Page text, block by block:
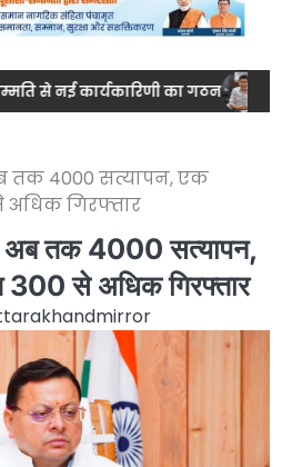
का गठन नेशनल स्तर पर
तक 4000 सत्यापन, एक
अधिक गिरफ्तार
अब तक 4000 सत्यापन,
300 से अधिक गिरफ्तार